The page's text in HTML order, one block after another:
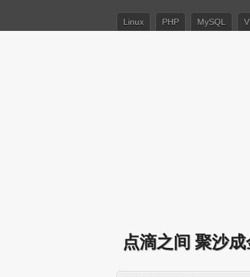
Linux PHP MySQL
点滴之间 聚沙